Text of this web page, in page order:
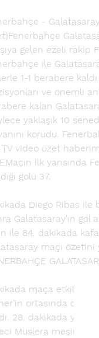
-
gelen ezeli rakip
ile
1-1 berabere
ve önemli
kalan
yaklaşık 10
korudu.
TV video özet
ilk yarısında
golü 37.
Diego Ribas ile
Galatasaray'ın gol
ile 84. dakikada
maçı özetini
maça etkili
ortasında ön
28. dakikada
Muslera meşin